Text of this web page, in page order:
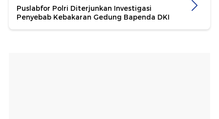
Puslabfor Polri Diterjunkan Investigasi
Penyebab Kebakaran Gedung Bapenda DKI